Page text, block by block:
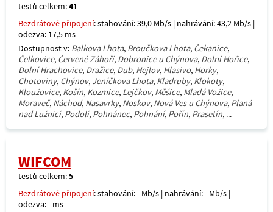
testů celkem:41
Bezdrátové připojení: stahování: 39,0 Mb/s | nahrávání: 43,2 Mb/s |
odezva: 17,5 ms
Dostupnost v: Balkova Lhota, Broučkova Lhota, Čekanice,
Čelkovice, Červené Záhoří, Dobronice u Chýnova, Dolní Hořice,
Dolní Hrachovice, Dražice, Dub, Hejlov, Hlasivo, Horky,
Chotoviny, Chýnov, Jeníčkova Lhota, Kladruby, Klokoty,
Kloužovice, Košín, Kozmice, Lejčkov, Měšice, Mladá Vožice,
Moraveč, Náchod, Nasavrky, Noskov, Nová Ves u Chýnova, Planá
nad Lužnicí, Podolí, Pohnánec, Pohnání, Pořín, Prasetín, ...
WIFCOM
testů celkem:5
Bezdrátové připojení: stahování: - Mb/s | nahrávání: - Mb/s |
odezva: - ms